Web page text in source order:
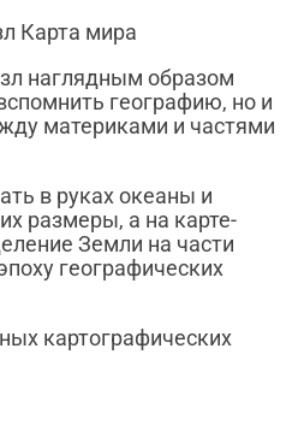
Карта мира
наглядным образом
географию, но и
материками и частями
в руках океаны и
размеры, а на карте-
Земли на части
географических
картографических